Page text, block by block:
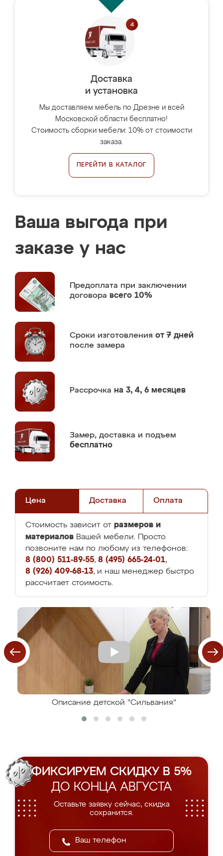
Доставка
и установка
Мы доставляем мебель по Дрезне и всей
Московской области бесплатно!
Стоимость сборки мебели: 10% от стоимости
заказа.
ПЕРЕЙТИ В КАТАЛОГ
Ваша выгода при
заказе у нас
Предоплата при заключении
договора всего 10%
Сроки изготовления от 7 дней
после замера
Рассрочка на 3, 4, 6 месяцев
Замер, доставка и подъем
бесплатно
Цена Доставка Оплата
Стоимость зависит от размеров и
материалов Вашей мебели. Просто
позвоните нам по любому из телефонов:
8 (800) 511-89-55, 8 (495) 665-24-01,
8 (926) 409-68-13, и наш менеджер быстро
рассчитает стоимость.
Описание детской "Сильвания"
ФИКСИРУЕМ СКИДКУ В 5%
ДО КОНЦА АВГУСТА
Оставьте заявку сейчас, скидка
сохранится.